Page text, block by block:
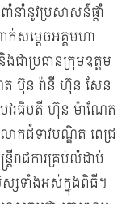
នាំនូវប្រសាសន៍ផ្ដាំ
សម្តេចអគ្គមហា
ាប្រធានក្រុមឧត្តម
ឌិត ប៊ុន រ៉ានី ហ៊ុន សែន
បវរធិបតី ហ៊ុន ម៉ាណែត
ោកជំទាវបណ្ឌិត ពេជ្រ
រាជការគ្រប់លំដាប់
សទាំងអស់ក្នុងពិធី។